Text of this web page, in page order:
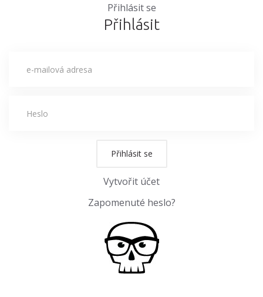
Přihlásit se
Přihlásit
Přihlásit se
Vytvořit účet
Zapomenuté heslo?